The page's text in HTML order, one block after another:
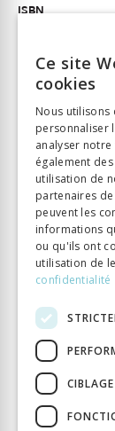
ISBN
Nombre de pages
Parution
Thème
Format
Type de livre
Ce site
cookies
Nous utilisons
personnaliser
analyser
également
utilisation de
partenaires
peuvent les
informations
ou qu'ils ont
utilisation de
confidentialité
CIBLAGE